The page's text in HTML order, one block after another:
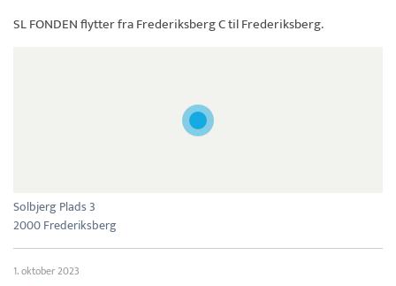
SL FONDENflytter fra Frederiksberg C til Frederiksberg.
Solbjerg Plads 3
2000 Frederiksberg
1. oktober 2023